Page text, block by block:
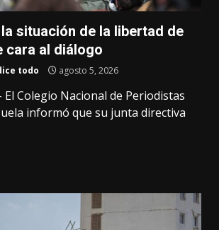
situación de la libertad de
cara al diálogo
todo agosto 5, 2026
El Colegio Nacional de Periodistas
informó que su junta directiva